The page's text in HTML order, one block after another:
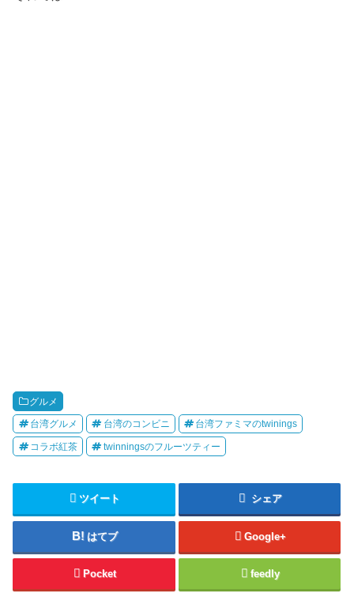
グルメ
台湾グルメ 台湾のコンビニ 台湾ファミマのtwinings
コラボ紅茶 twinningsのフルーツティー
ツイート シェア
はてブ Google+
Pocket feedly